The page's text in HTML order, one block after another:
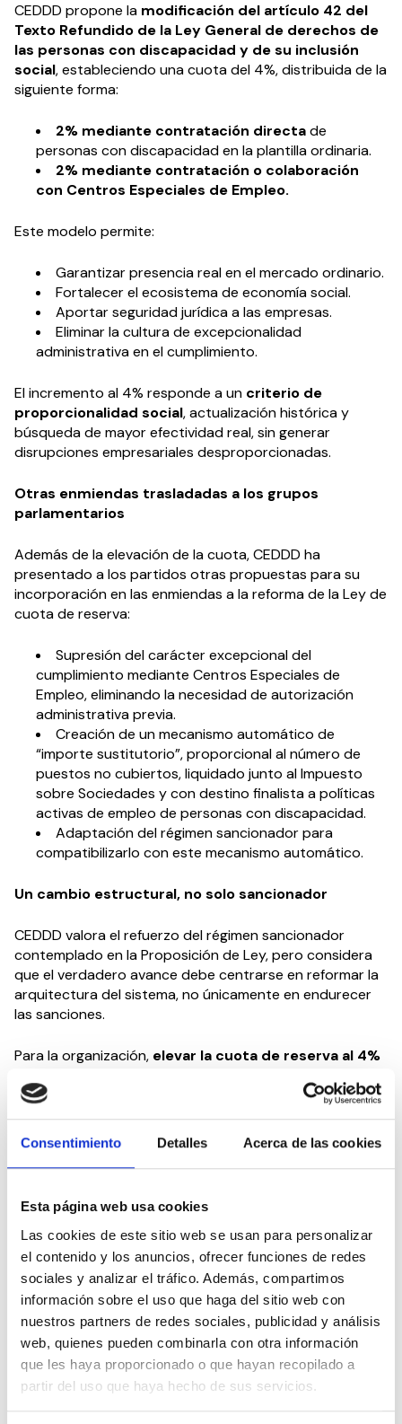
Consentimiento Detalles Acerca de las cookies
Esta página web usa cookies
Las cookies de este sitio web se usan para personalizar
el contenido y los anuncios, ofrecer funciones de redes
sociales y analizar el tráfico. Además, compartimos
información sobre el uso que haga del sitio web con
nuestros partners de redes sociales, publicidad y análisis
web, quienes pueden combinarla con otra información
que les haya proporcionado o que hayan recopilado a
partir del uso que haya hecho de sus servicios.
CEDDD propone la modificación del artículo 42 del
Texto Refundido de la Ley General de derechos de
las personas con discapacidad y de su inclusión
social, estableciendo una cuota del 4%, distribuida de la
siguiente forma:
2% mediante contratación directade
personas con discapacidad en la plantilla ordinaria.
2% mediante contratación o colaboración
con Centros Especiales de Empleo.
Este modelo permite:
Garantizar presencia real en el mercado ordinario.
Fortalecer el ecosistema de economía social.
Aportar seguridad jurídica a las empresas.
Eliminar la cultura de excepcionalidad
administrativa en el cumplimiento.
El incremento al 4% responde a un criterio de
proporcionalidad social, actualización histórica y
búsqueda de mayor efectividad real, sin generar
disrupciones empresariales desproporcionadas.
Otras enmiendas trasladadas a los grupos
parlamentarios
Además de la elevación de la cuota, CEDDD ha
presentado a los partidos otras propuestas para su
incorporación en las enmiendas a la reforma de la Ley de
cuota de reserva:
Supresión del carácter excepcional del
cumplimiento mediante Centros Especiales de
Empleo, eliminando la necesidad de autorización
administrativa previa.
Creación de un mecanismo automático de
“importe sustitutorio”, proporcional al número de
puestos no cubiertos, liquidado junto al Impuesto
sobre Sociedades y con destino finalista a políticas
activas de empleo de personas con discapacidad.
Adaptación del régimen sancionador para
compatibilizarlo con este mecanismo automático.
Un cambio estructural, no solo sancionador
CEDDD valora el refuerzo del régimen sancionador
contemplado en la Proposición de Ley, pero considera
que el verdadero avance debe centrarse en reformar la
arquitectura del sistema, no únicamente en endurecer
las sanciones.
Para la organización, elevar la cuota de reserva al 4%
cambio estructural en la inclusión laboral de las
personas con discapacidad en España, alineando la
norma con los mandatos constitucionales y los
compromisos internacionales del Estado.
fuerzas políticas para alcanzar un consenso amplio que
permita modernizar el modelo vigente y garantizar una
inclusión laboral real y efectiva.
CEDDD es la asociación más transversal, libre y
accesible por la defensa de las personas con
discapacidad y/o en situación de dependencia, así
como las personas mayores.